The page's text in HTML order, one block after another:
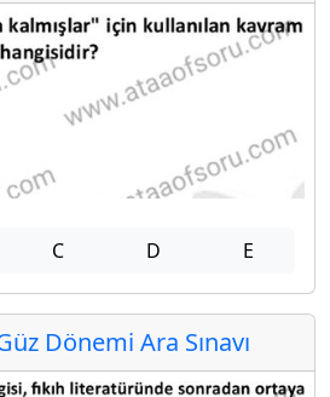
C D E
Dönemi Ara Sınavı